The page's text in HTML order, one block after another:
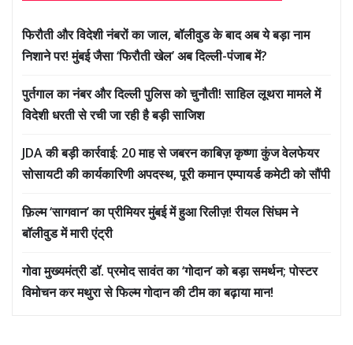
फिरौती और विदेशी नंबरों का जाल, बॉलीवुड के बाद अब ये बड़ा नाम
निशाने पर! मुंबई जैसा ‘फिरौती खेल’ अब दिल्ली-पंजाब में?
पुर्तगाल का नंबर और दिल्ली पुलिस को चुनौती! साहिल लूथरा मामले में
विदेशी धरती से रची जा रही है बड़ी साजिश
JDA की बड़ी कार्रवाई: 20 माह से जबरन काबिज़ कृष्णा कुंज वेलफेयर
सोसायटी की कार्यकारिणी अपदस्थ, पूरी कमान एम्पायर्ड कमेटी को सौंपी
फ़िल्म ‘सागवान’ का प्रीमियर मुंबई में हुआ रिलीज़! रीयल सिंघम ने
बॉलीवुड में मारी एंट्री
गोवा मुख्यमंत्री डॉ. प्रमोद सावंत का ‘गोदान’ को बड़ा समर्थन; पोस्टर
विमोचन कर मथुरा से फिल्म गोदान की टीम का बढ़ाया मान!